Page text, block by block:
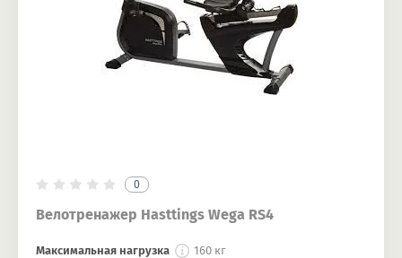
0
Велотренажер Hasttings Wega RS4
Максимальная нагрузка 160 кг